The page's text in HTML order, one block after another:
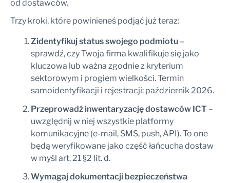
od dostawców.
Trzy kroki, które powinieneś podjąć już teraz:
Zidentyfikuj status swojego podmiotu –
sprawdź, czy Twoja firma kwalifikuje się jako
kluczowa lub ważna zgodnie z kryterium
sektorowym i progiem wielkości. Termin
samoidentyfikacji i rejestracji: październik 2026.
Przeprowadź inwentaryzację dostawców ICT –
uwzględnij w niej wszystkie platformy
komunikacyjne (e-mail, SMS, push, API). To one
będą weryfikowane jako część łańcucha dostaw
w myśl art. 21 §2 lit. d.
Wymagaj dokumentacji bezpieczeństwa